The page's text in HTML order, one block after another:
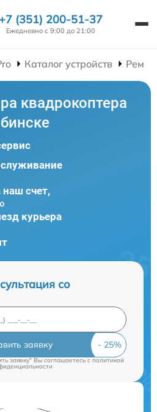
+7 (351) 200-51-37
Ежедневно с 9:00 до 21:00
Каталог устройств
квадрокоптера
наш счет,
курьера
со
заявку
заявку" Вы соглашаетесь c политикой